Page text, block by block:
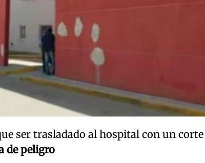
ser trasladado al hospital con un
de peligro